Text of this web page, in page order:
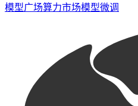
模型广场算力市场模型微调